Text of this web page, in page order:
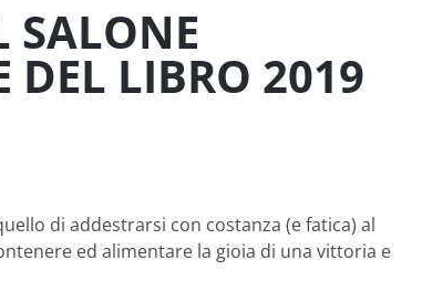
SALONE
DEL LIBRO 2019
di addestrarsi con costanza (e fatica) al
ed alimentare la gioia di una vittoria e